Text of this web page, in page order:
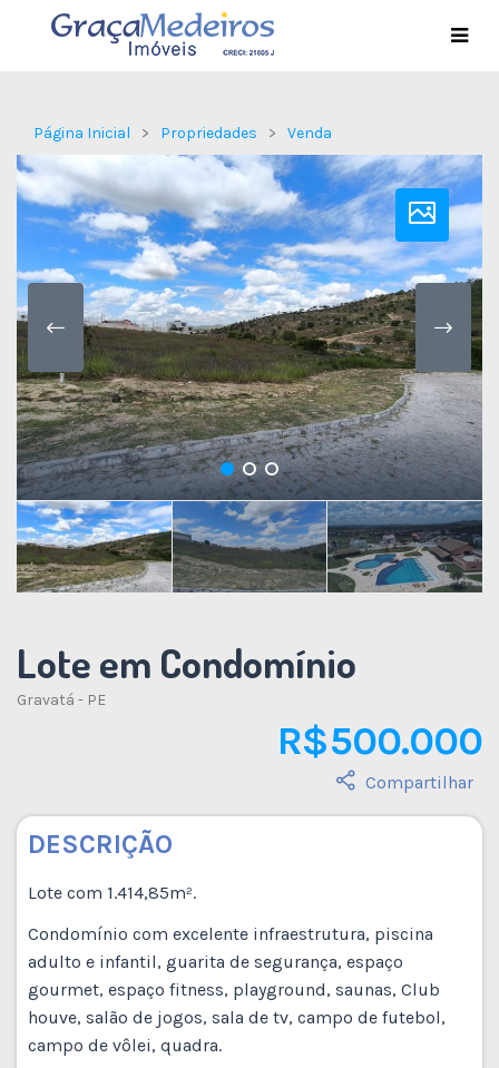
Página Inicial Propriedades Venda
Lote em Condomínio
Gravatá - PE
R$ 500.000
Compartilhar
DESCRIÇÃO
Lote com 1.414,85m².
Condomínio com excelente infraestrutura, piscina
adulto e infantil, guarita de segurança, espaço
gourmet, espaço fitness, playground, saunas, Club
houve, salão de jogos, sala de tv, campo de futebol,
campo de vôlei, quadra.